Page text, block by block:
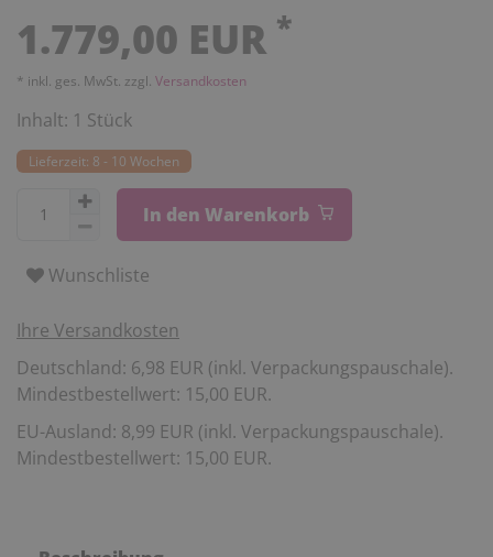
1.779,00 EUR *
* inkl. ges. MwSt. zzgl. Versandkosten
Inhalt: 1 Stück
Lieferzeit: 8 - 10 Wochen
In den Warenkorb
Wunschliste
Ihre Versandkosten
Deutschland: 6,98 EUR (inkl. Verpackungspauschale).
Mindestbestellwert: 15,00 EUR.
EU-Ausland: 8,99 EUR (inkl. Verpackungspauschale).
Mindestbestellwert: 15,00 EUR.